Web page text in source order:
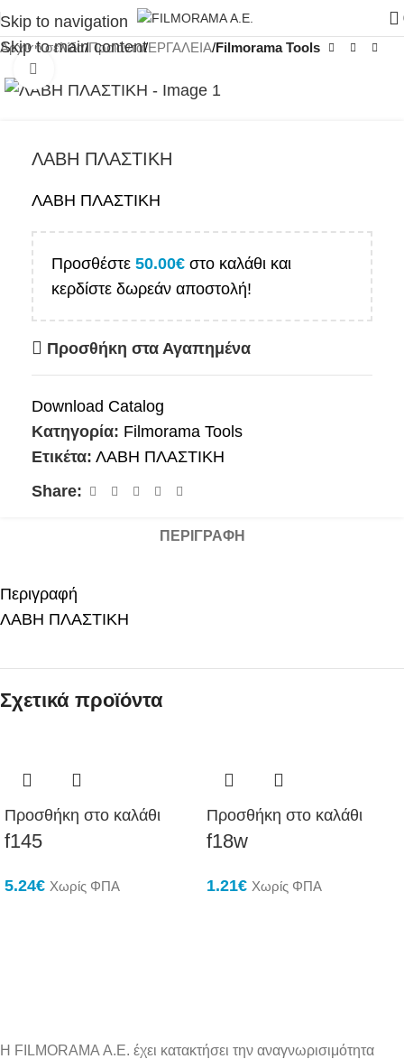
Skip to navigation
Skip to main content
Αρχική σελίδα Προϊόντα ΕΡΓΑΛΕΙΑ Filmorama Tools
ΛΑΒΗ ΠΛΑΣΤΙΚΗ
ΛΑΒΗ ΠΛΑΣΤΙΚΗ
Προσθέστε 50.00€ στο καλάθι και
κερδίστε δωρεάν αποστολή!
Προσθήκη στα Αγαπημένα
Download Catalog
Κατηγορία: Filmorama Tools
Ετικέτα: ΛΑΒΗ ΠΛΑΣΤΙΚΗ
Share:
ΠΕΡΙΓΡΑΦΉ
Περιγραφή
ΛΑΒΗ ΠΛΑΣΤΙΚΗ
Σχετικά προϊόντα
Προσθήκη στο καλάθι
f145
5.24€ Χωρίς ΦΠΑ
Προσθήκη στο καλάθι
f18w
1.21€ Χωρίς ΦΠΑ
Η FILMORAMA Α.Ε. έχει κατακτήσει την αναγνωρισιμότητα